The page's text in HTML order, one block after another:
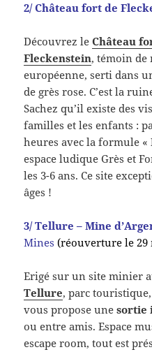
2/ Château fort de
Découvrez leChâteau
Fleckenstein, témoin de
européenne, serti dans
de grès rose. C’est la
Sachez qu’il existe des
familles et les enfants :
heures avec la formule «
espace ludique Grès et
les 3-6 ans. Ce site
âges !
3/ Tellure – Mine
Mines(réouverture le 29
Erigé sur un site minier
Tellure, parc
vous propose unesortie
ou entre amis. Espace
escape room, tout est